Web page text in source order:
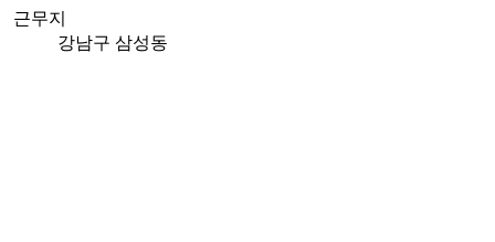
근무지
강남구 삼성동